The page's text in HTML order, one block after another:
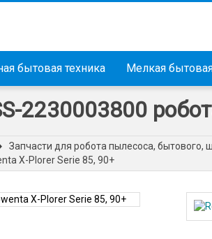
бытовая техника Мелкая
2230003800
Запчасти для робота пылесоса, бытового,
X-Plorer Serie 85, 90+